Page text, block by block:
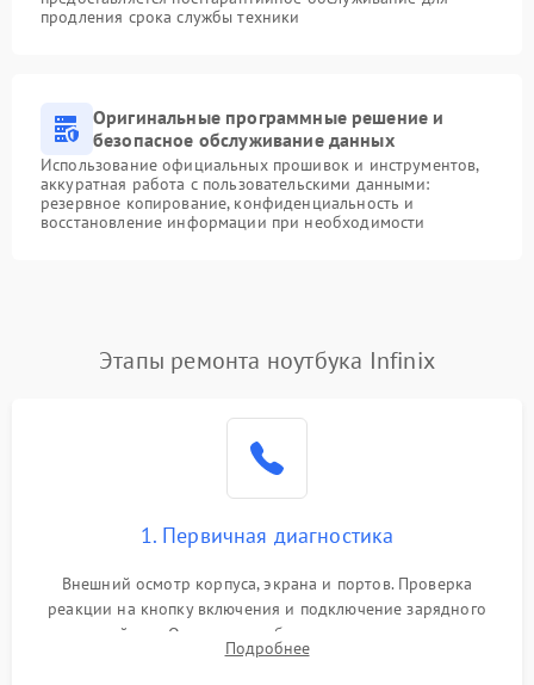
продления срока службы техники
Оригинальные программные решение и
безопасное обслуживание данных
Использование официальных прошивок и инструментов,
аккуратная работа с пользовательскими данными:
резервное копирование, конфиденциальность и
восстановление информации при необходимости
Этапы ремонта ноутбука Infinix
1. Первичная диагностика
Внешний осмотр корпуса, экрана и портов. Проверка
реакции на кнопку включения и подключение зарядного
устройства. Оценка потребления тока с помощью
лабораторного блока питания для локализации проблемы.
Подробнее